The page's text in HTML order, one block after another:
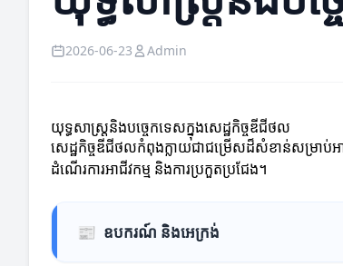
2026-06-23 Admin
យុទ្ធសាស្រ្តនិងបច្ចេកទេសក្នុងសេដ្ឋកិច្ចឌីជីថល
សេដ្ឋកិច្ចឌីជីថលកំពុងក្លាយជាជម្រើសដ៏សំខាន់សម្រាប់អា
ដំណើរការអាជីវកម្ម និងការប្រកួតប្រជែង។
📰 ឧបករណ៍ និងអេក្រង់